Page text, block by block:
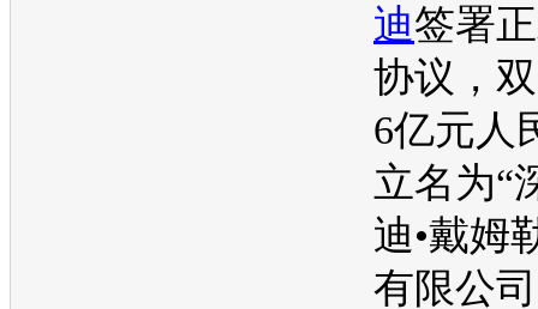
迪签署
协议，
6亿元人
立名为“
迪•戴姆
有限公